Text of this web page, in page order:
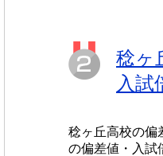
稔ヶ
入試
稔ヶ丘高校の偏
の偏差値・入試